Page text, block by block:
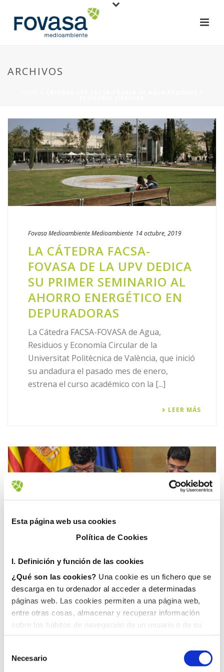
Esta página web usa cookies
Política de Cookies
I. Definición y función de las cookies
¿Qué son las cookies? Una cookie es un fichero que se
descarga en tu ordenador al acceder a determinadas
páginas web. Las cookies permiten a una página web,
entre otras cosas, almacenar y recuperar información
sobre los hábitos de navegación de un usuario o de su
equipo y, dependiendo de la información que contengan y
de la forma en que utilice su equipo, pueden utilizarse
para reconocer al usuario.
Necesario
ARCHIVOS
Fovasa MedioambienteMedioambiente 14 octubre, 2019
LA CÁTEDRA FACSA-
FOVASA DE LA UPV DEDICA
SU PRIMER SEMINARIO AL
AHORRO ENERGÉTICO EN
DEPURADORAS
La Cátedra FACSA-FOVASA de Agua,
Residuos y Economía Circular de la
Universitat Politècnica de València, que inició
su andadura el pasado mes de enero,
estrena el curso académico con la [...]
LEER MÁS
Fovasa Medioambiente Medioambiente 15 enero, 2019
FACSA, FOVASA Y LA UPV
CREAN UNA CÁTEDRA DE
EMPRESA DE ECONOMÍA
CIRCULAR ASOCIADA A LA
GESTIÓN DEL AGUA Y LOS
RESIDUOS